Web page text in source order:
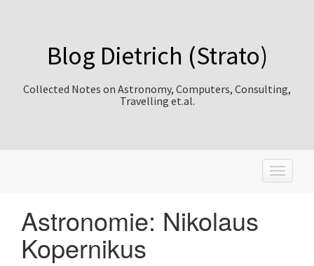
Blog Dietrich (Strato)
Collected Notes on Astronomy, Computers, Consulting,
Travelling et.al.
T
o
Astronomie: Nikolaus
Kopernikus